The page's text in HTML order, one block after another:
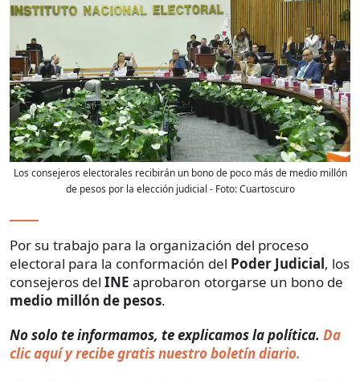
Los consejeros electorales recibirán un bono de poco más de medio millón
de pesos por la elección judicial - Foto:Cuartoscuro
Por su trabajo para la organización del proceso
electoral para la conformación del Poder Judicial, los
consejeros del INE aprobaron otorgarse un bono de
medio millón de pesos.
No solo te informamos, te explicamos la política. Da
clic aquí y recibe gratis nuestro boletín diario.